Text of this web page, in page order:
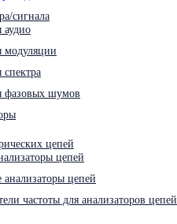
сигнала
аудио
модуляции
фазовых шумов
цепей
цепей
цепей
частоты для анализаторов цепей